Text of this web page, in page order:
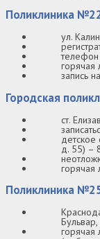
Поликлиника
ул.
запись
Городская
ст.
детское
д. 55) –
горячая
Поликлиника
горячая